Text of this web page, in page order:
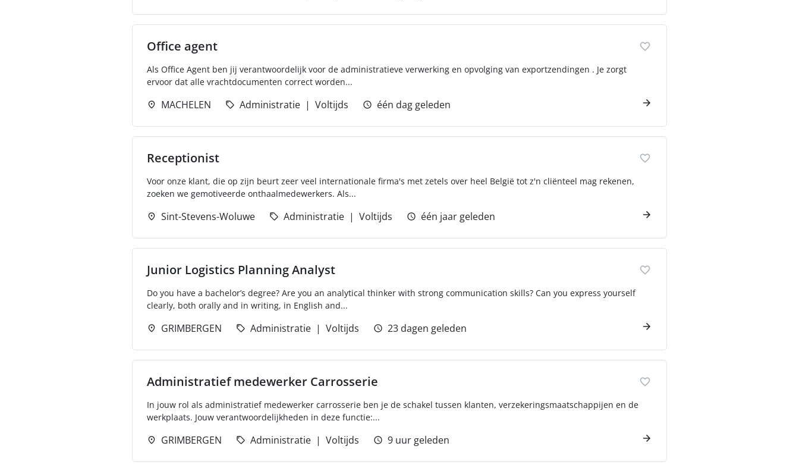
Office agent
Als Office Agent ben jij verantwoordelijk voor de administratieve verwerking en opvolging van exportzendingen . Je zorgt
ervoor dat alle vrachtdocumenten correct worden...
MACHELEN Administratie Voltijds één dag geleden
Receptionist
Voor onze klant, die op zijn beurt zeer veel internationale firma's met zetels over heel België tot z'n cliënteel mag rekenen,
zoeken we gemotiveerde onthaalmedewerkers. Als...
Sint-Stevens-Woluwe Administratie Voltijds één jaar geleden
Junior Logistics Planning Analyst
Do you have a bachelor’s degree? Are you an analytical thinker with strong communication skills? Can you express yourself
clearly, both orally and in writing, in English and...
GRIMBERGEN Administratie Voltijds 23 dagen geleden
Administratief medewerker Carrosserie
In jouw rol als administratief medewerker carrosserie ben je de schakel tussen klanten, verzekeringsmaatschappijen en de
werkplaats. Jouw verantwoordelijkheden in deze functie:...
GRIMBERGEN Administratie Voltijds 9 uur geleden